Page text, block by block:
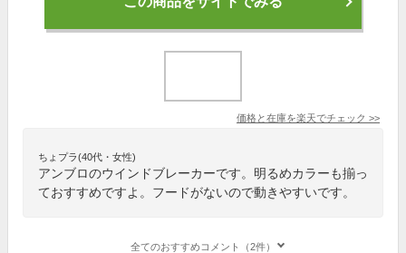
価格と在庫を楽天でチェック >>
ちょプラ(40代・女性)
アンブロのウインドブレーカーです。明るめカラーも揃っ
ておすすめですよ。フードがないので動きやすいです。
全てのおすすめコメント（2件）